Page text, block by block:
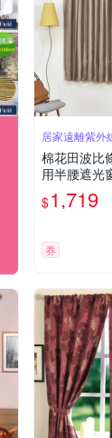
居家遠離紫外
棉花田波比
用半腰遮光
m)
$1,719
券